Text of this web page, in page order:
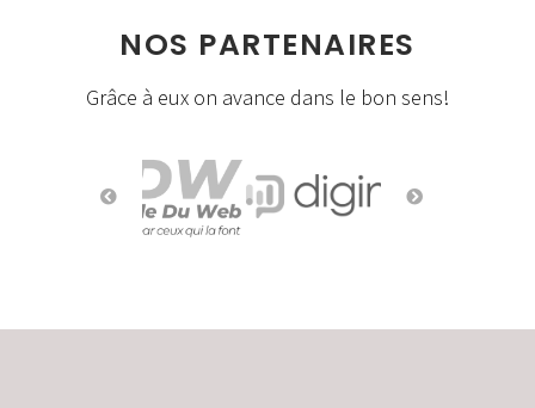
NOS PARTENAIRES
Grâce à eux on avance dans le bon sens!